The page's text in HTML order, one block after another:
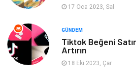
Spor
Turizm
Hediyelik Eşya
17 Oca 2023, Sal
GÜNDEM
Tiktok Beğeni
Artırın
18 Eki 2023, Çar